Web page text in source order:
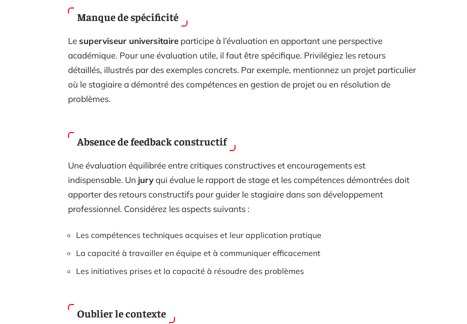
Manque de spécificité
Lesuperviseur universitaire participe à l’évaluation en apportant une perspective
académique. Pour une évaluation utile, il faut être spécifique. Privilégiez les retours
détaillés, illustrés par des exemples concrets. Par exemple, mentionnez un projet particulier
où le stagiaire a démontré des compétences en gestion de projet ou en résolution de
problèmes.
Absence de feedback constructif
Une évaluation équilibrée entre critiques constructives et encouragements est
indispensable. Un juryqui évalue le rapport de stage et les compétences démontrées doit
apporter des retours constructifs pour guider le stagiaire dans son développement
professionnel. Considérez les aspects suivants :
Les compétences techniques acquises et leur application pratique
La capacité à travailler en équipe et à communiquer efficacement
Les initiatives prises et la capacité à résoudre des problèmes
Oublier le contexte